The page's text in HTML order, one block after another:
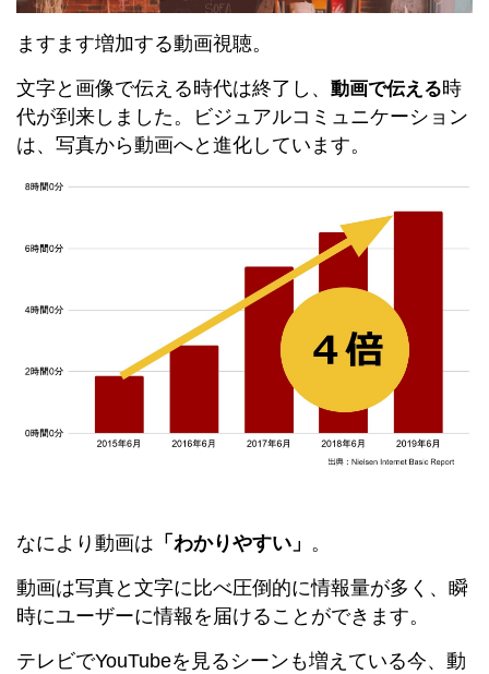
ますます増加する動画視聴。
文字と画像で伝える時代は終了し、 動画で伝える時
代が到来しました。ビジュアルコミュニケーション
は、写真から動画へと進化しています。
なにより動画は 「わかりやすい」 。
動画は写真と文字に比べ圧倒的に情報量が多く、瞬
時にユーザーに情報を届けることができます。
テレビでYouTubeを見るシーンも増えている今、動